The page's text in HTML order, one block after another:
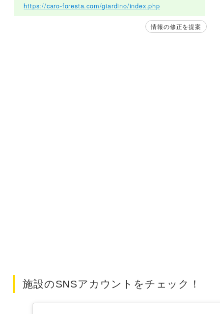
https://caro-foresta.com/giardino/index.php
情報の修正を提案
施設のSNSアカウントをチェック！